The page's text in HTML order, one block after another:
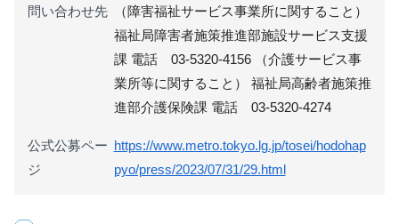
問い合わせ先
（障害福祉サービス事業所に関すること）
福祉局障害者施策推進部施設サービス支援
課 電話 03-5320-4156 （介護サービス事
業所等に関すること） 福祉局高齢者施策推
進部介護保険課 電話 03-5320-4274
公式公募ペー
ジ
https://www.metro.tokyo.lg.jp/tosei/hodohap
pyo/press/2023/07/31/29.html